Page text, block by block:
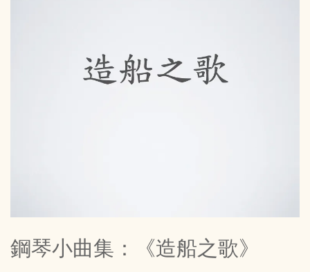
鋼琴小曲集：《造船之歌》